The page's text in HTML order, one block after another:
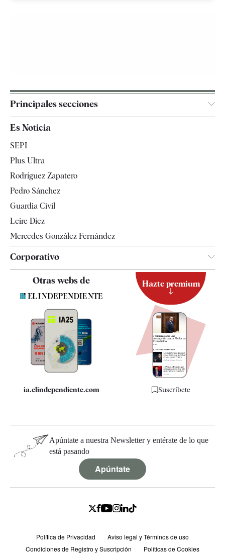
Principales secciones
España
Televisión
Es Noticia
SEPI
Plus Ultra
Rodríguez Zapatero
Pedro Sánchez
Guardia Civil
Leire Díez
Mercedes González Fernández
Corporativo
Contacto
Quiénes somos
Especificaciones
Otras webs de
ia.elindependiente.com
Hazte premium
Suscríbete
Apúntate a nuestra Newsletter y entérate de lo que
está pasando
Apúntate
Política de Privacidad
Aviso legal y Términos de uso
Condiciones de Registro y Suscripción
Políticas de Cookies